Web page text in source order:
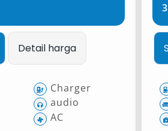
Detail harga
Charger
audio
AC